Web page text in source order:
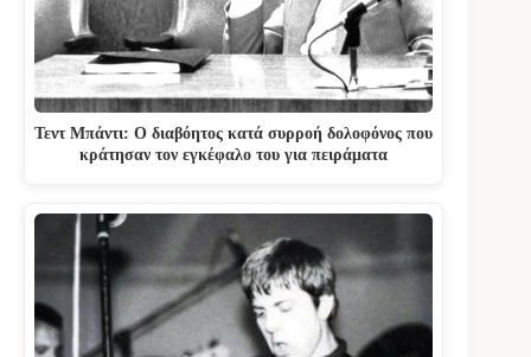
Τεντ Μπάντι: Ο διαβόητος κατά συρροή δολοφόνος που
κράτησαν τον εγκέφαλο του για πειράματα